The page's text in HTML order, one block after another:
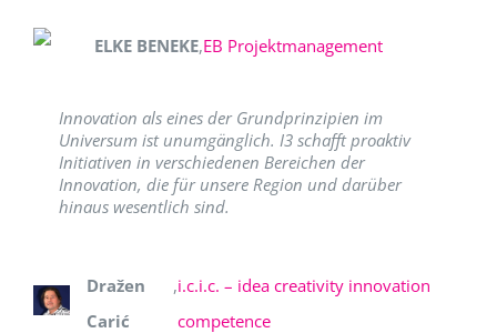
ELKE BENEKE,EB Projektmanagement
Innovation als eines der Grundprinzipien im
Universum ist unumgänglich. I3 schafft proaktiv
Initiativen in verschiedenen Bereichen der
Innovation, die für unsere Region und darüber
hinaus wesentlich sind.
Dražen
Carić
,i.c.i.c. – idea creativity innovation
competence